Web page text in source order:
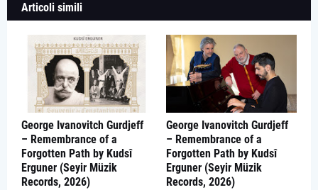
Articoli simili
George Ivanovitch Gurdjeff
– Remembrance of a
Forgotten Path by Kudsî
Erguner (Seyir Müzik
Records, 2026)
George Ivanovitch Gurdjeff
– Remembrance of a
Forgotten Path by Kudsî
Erguner (Seyir Müzik
Records, 2026)